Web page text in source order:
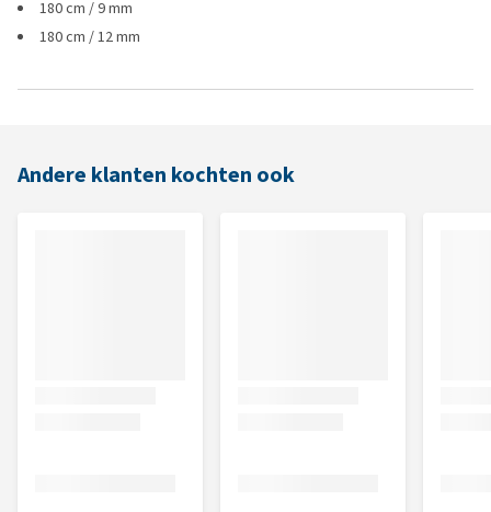
180 cm / 9 mm
180 cm / 12 mm
Andere klanten kochten ook